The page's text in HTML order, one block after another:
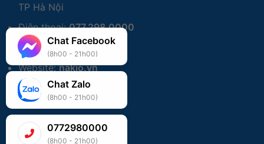
TP Hà Nội
Điện thoại:077.298.0000
Zalo: 077.298.0000
Website:nakio.vn
Chat Facebook
(8h00 - 21h00)
Chat Zalo
(8h00 - 21h00)
0772980000
(8h00 - 21h00)